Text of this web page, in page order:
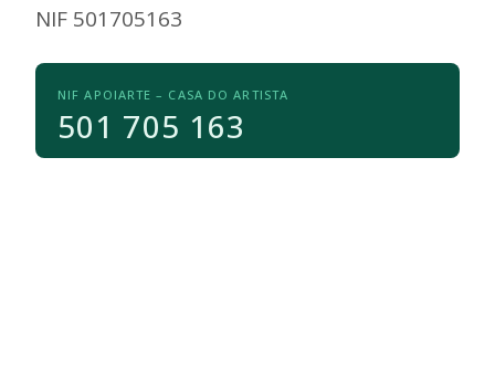
NIF 501705163
NIF APOIARTE – CASA DO ARTISTA
501 705 163